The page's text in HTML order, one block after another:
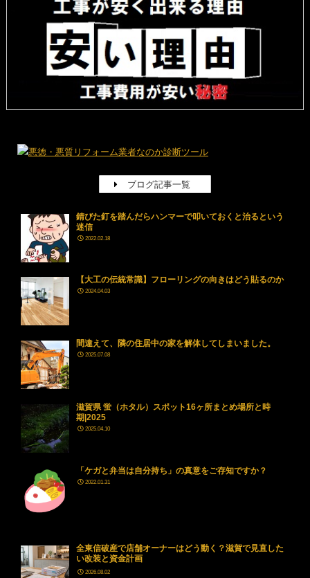
ブログ記事一覧
錆びた釘を踏んだらハンマーで叩いておくと治るという
迷信
2022.02.18
【大工の伝統常識】フローリングの向きはどう貼るのか
2024.04.03
間違えて、隣の住居中の家を解体してしまいました。
2025.07.08
滋賀県 蛍（ホタル）スポット16ヶ所まとめ場所と時
期|2025
2025.04.10
「ケガと弁当は自分持ち」の真意をご存知ですか？
2022.01.31
全東信破産で店舗オーナーはどう動く？滋賀で見直した
い改装と資金計画
2026.08.02